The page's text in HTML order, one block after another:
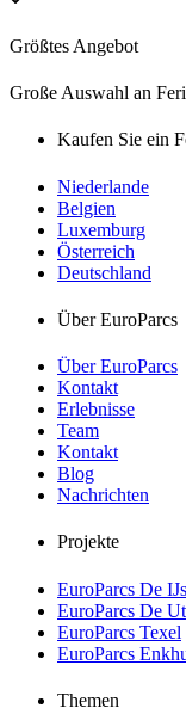
Größtes Angebot
Große Auswahl an
Kaufen Sie ein
Niederlande
Belgien
Luxemburg
Österreich
Deutschland
Über EuroParcs
Über EuroParcs
Kontakt
Erlebnisse
Team
Kontakt
Blog
Nachrichten
Projekte
EuroParcs De
EuroParcs De
EuroParcs Texel
EuroParcs
Themen